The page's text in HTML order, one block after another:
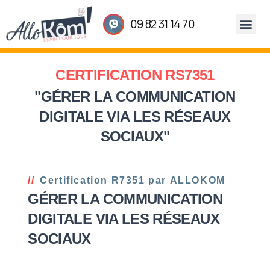
09 82 31 14 70
CERTIFICATION RS7351
"GÉRER LA COMMUNICATION
DIGITALE VIA LES RÉSEAUX
SOCIAUX"
Certification R7351 par ALLOKOM
GÉRER LA COMMUNICATION
DIGITALE VIA LES RÉSEAUX
SOCIAUX